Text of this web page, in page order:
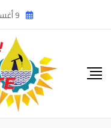
to
9 أغسطس، 2026